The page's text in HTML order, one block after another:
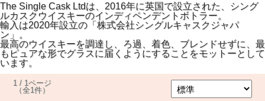
The Single Cask Ltdは、2016年に英国で設立された、シング
ルカスクウイスキーのインディペンデントボトラー。
輸入は2020年設立の「株式会社シングルキャスクジャパ
ン」。
最高のウイスキーを調達し、ろ過、着色、ブレンドせずに、最
もピュアな形でグラスに届くようにすることをモットーとして
います。
1 / 1ページ
（全1件）